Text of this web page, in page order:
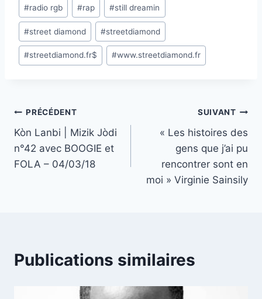
la
publication :
#radio rgb #rap #still dreamin
#street diamond #streetdiamond
#streetdiamond.fr$ #www.streetdiamond.fr
Navigation
de
l’article
PRÉCÉDENT
Kòn Lanbi | Mizik Jòdi
n°42 avec BOOGIE et
FOLA – 04/03/18
SUIVANT
« Les histoires des
gens que j’ai pu
rencontrer sont en
moi » Virginie Sainsily
Publications similaires